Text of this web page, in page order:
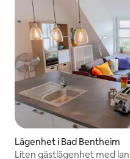
Lägenhet i Bad Bentheim
Liten gästlägenhet med